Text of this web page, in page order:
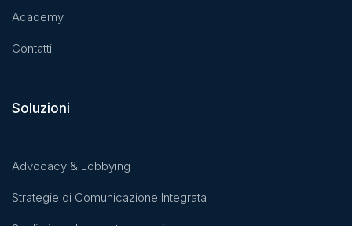
Academy
Contatti
Soluzioni
Advocacy & Lobbying
Strategie di Comunicazione Integrata